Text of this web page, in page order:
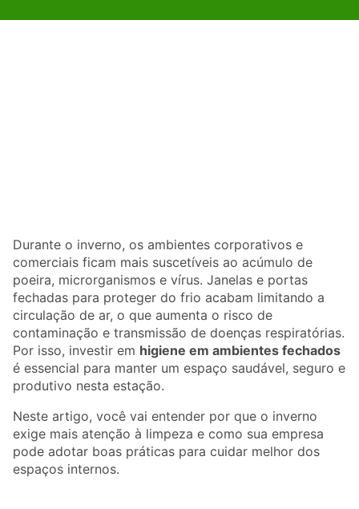
CONTATO
Durante o inverno, os ambientes corporativos e
comerciais ficam mais suscetíveis ao acúmulo de
poeira, microrganismos e vírus. Janelas e portas
fechadas para proteger do frio acabam limitando a
circulação de ar, o que aumenta o risco de
contaminação e transmissão de doenças respiratórias.
Por isso, investir em higiene em ambientes fechados
é essencial para manter um espaço saudável, seguro e
produtivo nesta estação.
Neste artigo, você vai entender por que o inverno
exige mais atenção à limpeza e como sua empresa
pode adotar boas práticas para cuidar melhor dos
espaços internos.